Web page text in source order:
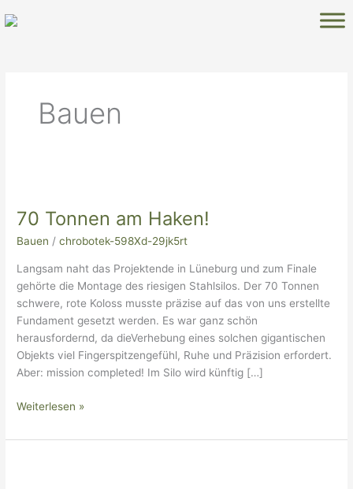
Inhalt
Bauen
70 Tonnen am Haken!
Bauen /chrobotek-598Xd-29jk5rt
Langsam naht das Projektende in Lüneburg und zum Finale
gehörte die Montage des riesigen Stahlsilos. Der 70 Tonnen
schwere, rote Koloss musste präzise auf das von uns erstellte
Fundament gesetzt werden. Es war ganz schön
herausfordernd, da dieVerhebung eines solchen gigantischen
Objekts viel Fingerspitzengefühl, Ruhe und Präzision erfordert.
Aber: mission completed! Im Silo wird künftig […]
am
Weiterlesen »